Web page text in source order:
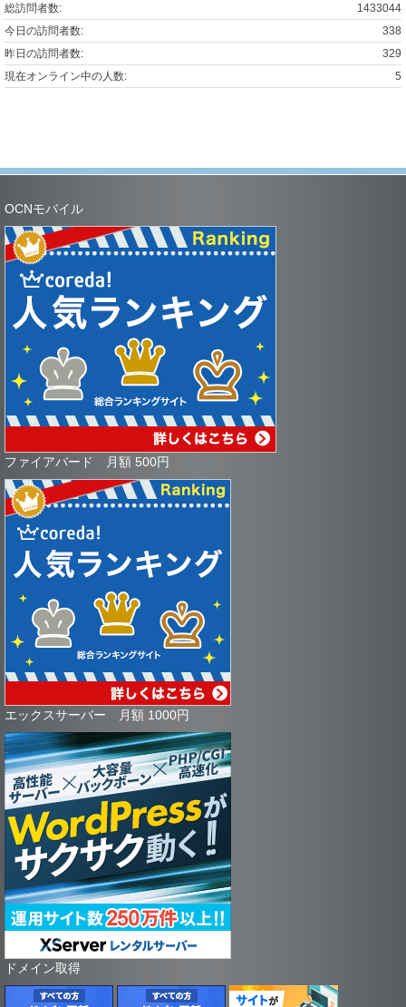
1433044
総訪問者数:
338
今日の訪問者数:
329
昨日の訪問者数:
5
現在オンライン中の人数:
OCNモバイル
ファイアバード 月額 500円
エックスサーバー 月額 1000円
ドメイン取得